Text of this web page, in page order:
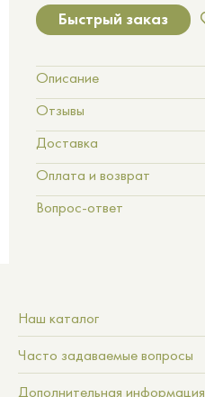
Быстрый заказ
Описание
Отзывы
Доставка
Оплата и возврат
Вопрос-ответ
Наш каталог
Часто задаваемые вопросы
Дополнительная информация